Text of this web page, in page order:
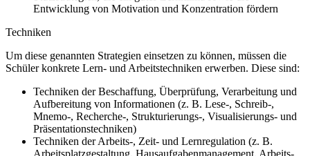
Entwicklung von Motivation und Konzentration fördern
Techniken
Um diese genannten Strategien einsetzen zu können, müssen die
Schüler konkrete Lern- und Arbeitstechniken erwerben. Diese sind:
Techniken der Beschaffung, Überprüfung, Verarbeitung und
Aufbereitung von Informationen (z. B. Lese-, Schreib-,
Mnemo-, Recherche-, Strukturierungs-, Visualisierungs- und
Präsentationstechniken)
Techniken der Arbeits-, Zeit- und Lernregulation (z. B.